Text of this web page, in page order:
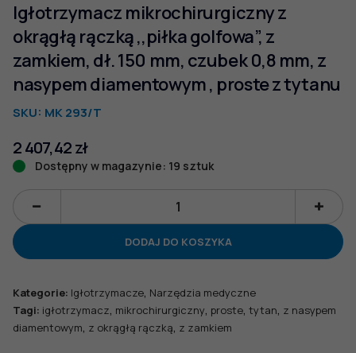
Igłotrzymacz mikrochirurgiczny z
okrągłą rączką ,,piłka golfowa”, z
zamkiem, dł. 150 mm, czubek 0,8 mm, z
nasypem diamentowym , proste z tytanu
SKU: MK 293/T
2 407,42zł
Dostępny w magazynie: 19 sztuk
ilość
mikrochirurgiczny
rączką
,,piłka
golfowa",
DODAJ DO KOSZYKA
Kategorie: Igłotrzymacze, Narzędzia medyczne
Tagi: igłotrzymacz, mikrochirurgiczny, proste, tytan, z nasypem
diamentowym, z okrągłą rączką, z zamkiem